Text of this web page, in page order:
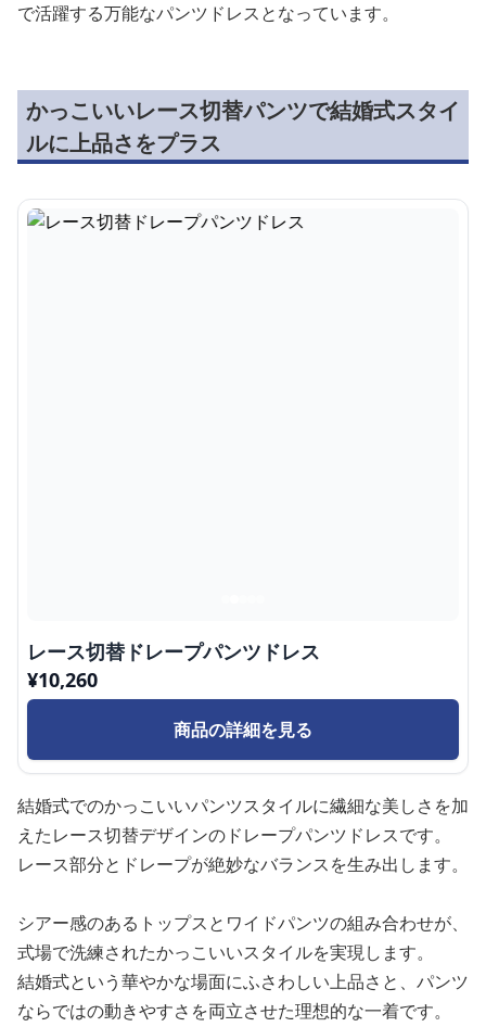
で活躍する万能なパンツドレスとなっています。
かっこいいレース切替パンツで結婚式スタイ
ルに上品さをプラス
レース切替ドレープパンツドレス
¥10,260
商品の詳細を見る
結婚式でのかっこいいパンツスタイルに繊細な美しさを加
えたレース切替デザインのドレープパンツドレスです。
レース部分とドレープが絶妙なバランスを生み出します。
シアー感のあるトップスとワイドパンツの組み合わせが、
式場で洗練されたかっこいいスタイルを実現します。
結婚式という華やかな場面にふさわしい上品さと、パンツ
ならではの動きやすさを両立させた理想的な一着です。